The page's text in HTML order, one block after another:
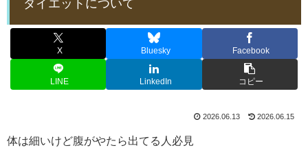
ダイエットについて
X Bluesky Facebook
LINE LinkedIn コピー
2026.06.13 2026.06.15
体は細いけど腹がやたら出てる人必見